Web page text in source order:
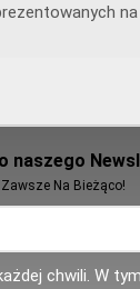
naszego
Na Bieżąco!
chwili. W